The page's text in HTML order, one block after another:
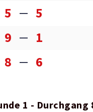
5 5
9 1
8 6
1 - Durchgang